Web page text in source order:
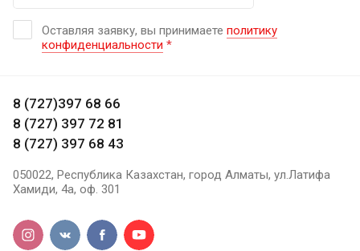
Оставляя заявку, вы принимаете политику
конфиденциальности *
8 (727)397 68 66
8 (727) 397 72 81
8 (727) 397 68 43
050022, Республика Казахстан, город Алматы, ул.Латифа
Хамиди, 4а, оф. 301